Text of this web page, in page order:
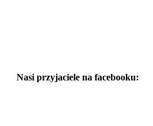
Nasi przyjaciele na facebooku: